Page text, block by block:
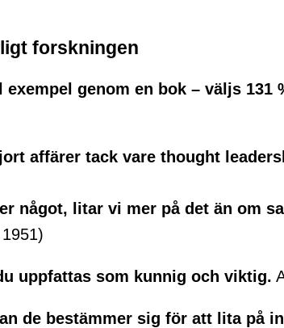
forskningen
genom en bok – väljs 131
affärer tack vare thought
något, litar vi mer på det än om
uppfattas som kunnig och viktig.
de bestämmer sig för att lita på